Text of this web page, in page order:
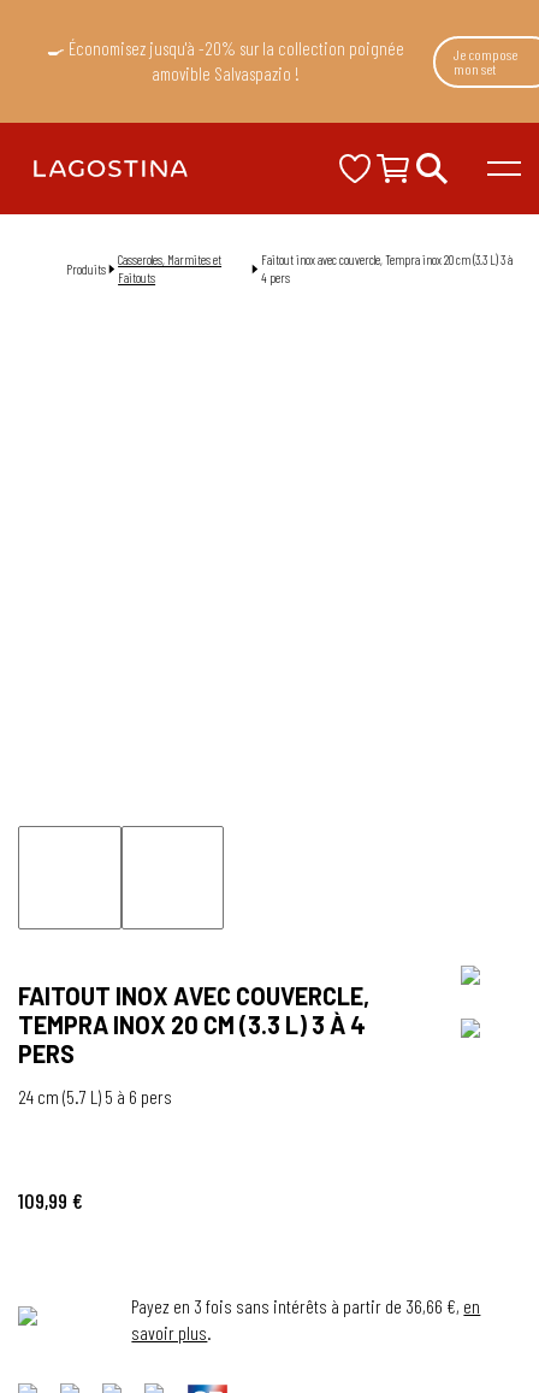
🍳 Économisez jusqu'à -20% sur la collection poignée
amovible Salvaspazio !
Je compose
mon set
Produits
Casseroles, Marmites et
Faitouts
Faitout inox avec couvercle, Tempra inox 20 cm (3.3 L) 3 à
4 pers
FAITOUT INOX AVEC COUVERCLE,
TEMPRA INOX 20 CM (3.3 L) 3 À 4
PERS
24 cm (5.7 L) 5 à 6 pers
109,99 €
Payez en 3 fois sans intérêts à partir de 36,66 €, en
savoir plus.